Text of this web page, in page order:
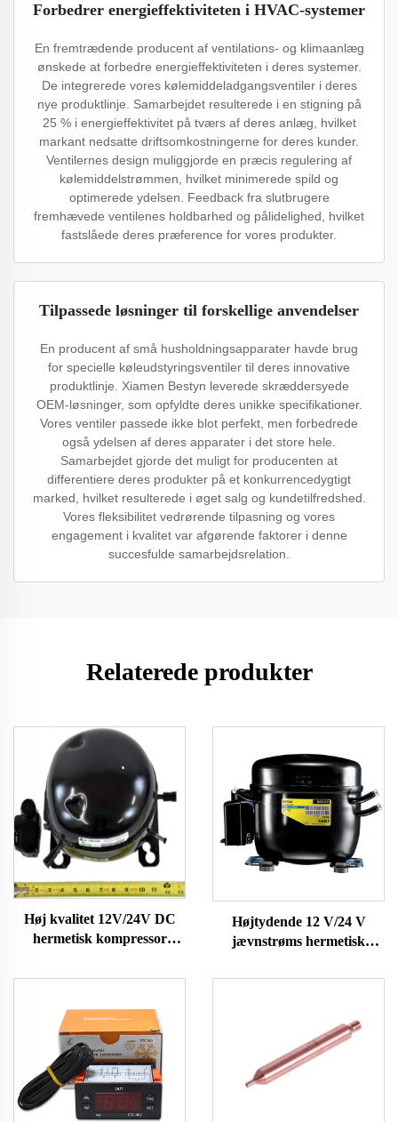
Forbedrer energieffektiviteten i HVAC-systemer
En fremtrædende producent af ventilations- og klimaanlæg
ønskede at forbedre energieffektiviteten i deres systemer.
De integrerede vores kølemiddeladgangsventiler i deres
nye produktlinje. Samarbejdet resulterede i en stigning på
25 % i energieffektivitet på tværs af deres anlæg, hvilket
markant nedsatte driftsomkostningerne for deres kunder.
Ventilernes design muliggjorde en præcis regulering af
kølemiddelstrømmen, hvilket minimerede spild og
optimerede ydelsen. Feedback fra slutbrugere
fremhævede ventilenes holdbarhed og pålidelighed, hvilket
fastslåede deres præference for vores produkter.
Tilpassede løsninger til forskellige anvendelser
En producent af små husholdningsapparater havde brug
for specielle køleudstyringsventiler til deres innovative
produktlinje. Xiamen Bestyn leverede skræddersyede
OEM-løsninger, som opfyldte deres unikke specifikationer.
Vores ventiler passede ikke blot perfekt, men forbedrede
også ydelsen af deres apparater i det store hele.
Samarbejdet gjorde det muligt for producenten at
differentiere deres produkter på et konkurrencedygtigt
marked, hvilket resulterede i øget salg og kundetilfredshed.
Vores fleksibilitet vedrørende tilpasning og vores
engagement i kvalitet var afgørende faktorer i denne
succesfulde samarbejdsrelation.
Relaterede produkter
Høj kvalitet 12V/24V DC
hermetisk kompressor
køleskabe og fryser på
Højtydende 12 V/24 V
jævnstrøms hermetisk
køleanlæg til biler og